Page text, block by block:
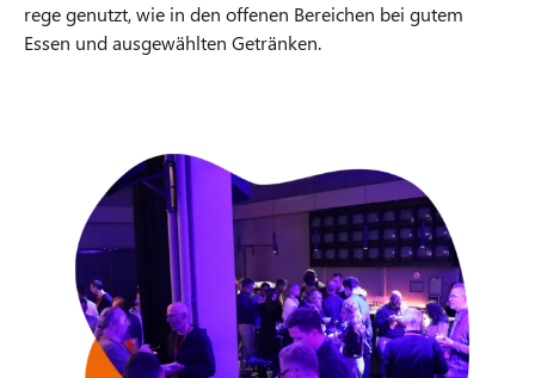
rege genutzt, wie in den offenen Bereichen bei gutem
Essen und ausgewählten Getränken.